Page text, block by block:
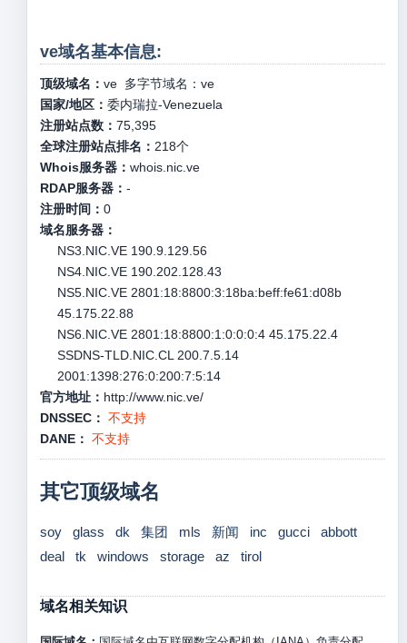
ve域名基本信息:
顶级域名： ve多字节域名： ve
国家/地区： 委内瑞拉-Venezuela
注册站点数： 75,395
全球注册站点排名： 218个
Whois服务器： whois.nic.ve
RDAP服务器： -
注册时间： 0
域名服务器：
NS3.NIC.VE 190.9.129.56
NS4.NIC.VE 190.202.128.43
NS5.NIC.VE 2801:18:8800:3:18ba:beff:fe61:d08b
45.175.22.88
NS6.NIC.VE 2801:18:8800:1:0:0:0:4 45.175.22.4
SSDNS-TLD.NIC.CL 200.7.5.14
2001:1398:276:0:200:7:5:14
官方地址： http://www.nic.ve/
DNSSEC： 不支持
DANE： 不支持
其它顶级域名
soy glass dk 集团 mls 新闻 inc gucci
abbott
deal
tk windows storage az tirol
域名相关知识